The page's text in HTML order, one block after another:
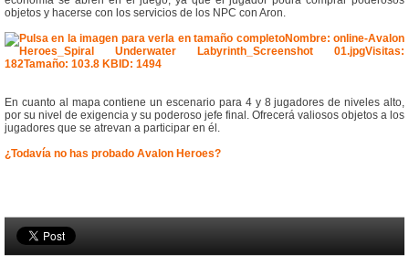
objetos y hacerse con los servicios de los NPC con Aron.
En cuanto al mapa contiene un escenario para 4 y 8 jugadores de niveles alto,
por su nivel de exigencia y su poderoso jefe final. Ofrecerá valiosos objetos a los
jugadores que se atrevan a participar en él.
¿Todavía no has probado Avalon Heroes?